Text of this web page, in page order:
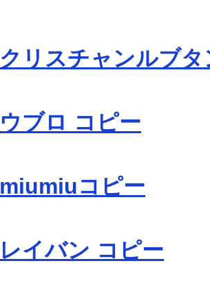
クリスチャンルブ
ウブロ コピー
miumiuコピー
レイバン コピー